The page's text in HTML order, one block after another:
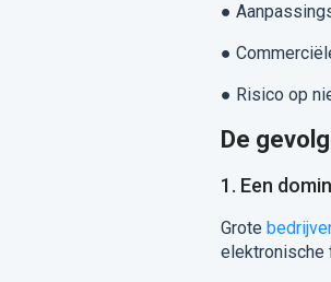
●
●
● Risico op
De
1. Een
Grote
elektronische